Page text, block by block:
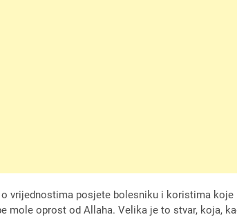
o vrijednostima posjete bolesniku i koristima
mole oprost od Allaha. Velika je to stvar, koja,